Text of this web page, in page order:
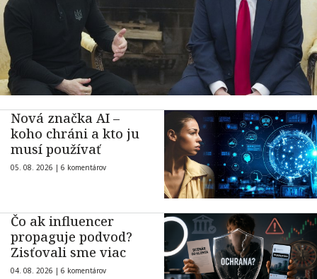
Nová značka AI –
koho chráni a kto ju
musí používať
05. 08. 2026 | 6 komentárov
Čo ak influencer
propaguje podvod?
Zisťovali sme viac
04. 08. 2026 | 6 komentárov